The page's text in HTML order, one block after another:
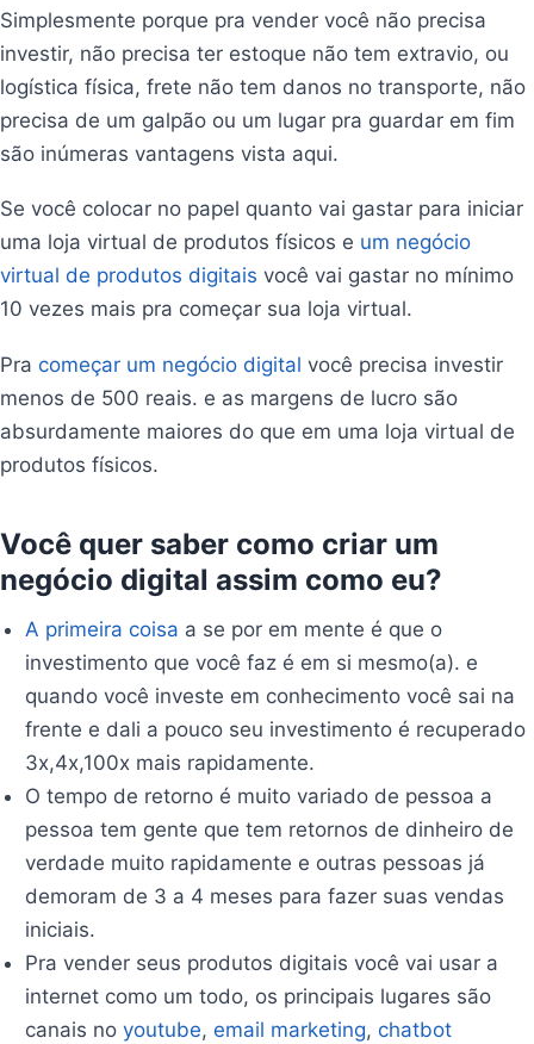
Simplesmente porque pra vender você não precisa
investir, não precisa ter estoque não tem extravio, ou
logística física, frete não tem danos no transporte, não
precisa de um galpão ou um lugar pra guardar em fim
são inúmeras vantagens vista aqui.
Se você colocar no papel quanto vai gastar para iniciar
uma loja virtual de produtos físicos e um negócio
virtual de produtos digitais você vai gastar no mínimo
10 vezes mais pra começar sua loja virtual.
Pra começar um negócio digital você precisa investir
menos de 500 reais. e as margens de lucro são
absurdamente maiores do que em uma loja virtual de
produtos físicos.
Você quer saber como criar um
negócio digital assim como eu?
A primeira coisa a se por em mente é que o
investimento que você faz é em si mesmo(a). e
quando você investe em conhecimento você sai na
frente e dali a pouco seu investimento é recuperado
3x,4x,100x mais rapidamente.
O tempo de retorno é muito variado de pessoa a
pessoa tem gente que tem retornos de dinheiro de
verdade muito rapidamente e outras pessoas já
demoram de 3 a 4 meses para fazer suas vendas
iniciais.
Pra vender seus produtos digitais você vai usar a
internet como um todo, os principais lugares são
canais noyoutube,email marketing,chatbot